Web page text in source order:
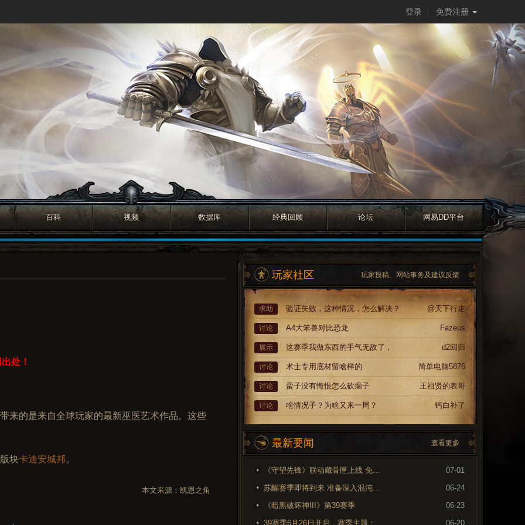
登录 免费注册
百科 视频 数据库 经典回顾 论坛 网易DD平台
处！
来的是来自全球玩家的最新巫医艺术作品。这些
块卡迪安城邦。
本文来源： 凯恩之角
玩家社区 玩家投稿、网站事务及建议反馈
求助 验证失败，这种情况，怎么解决？ @天下行走
讨论 A4大笨兽对比恐龙 Fazeus
展示 这赛季我做东西的手气无敌了， d2回归
讨论 术士专用底材留啥样的 简单电脑5876
讨论 蛮子没有悔恨怎么砍瘸子 王祖贤的表哥
讨论 啥情况子？为啥又来一周？ 钙白补了
最新要闻 查看更多
《守望先锋》联动藏骨匣上线 免费领取专属外观
07-01
苏醒赛季即将到来 准备深入混沌裂隙
06-24
《暗黑破坏神III》第39赛季
06-23
06-20